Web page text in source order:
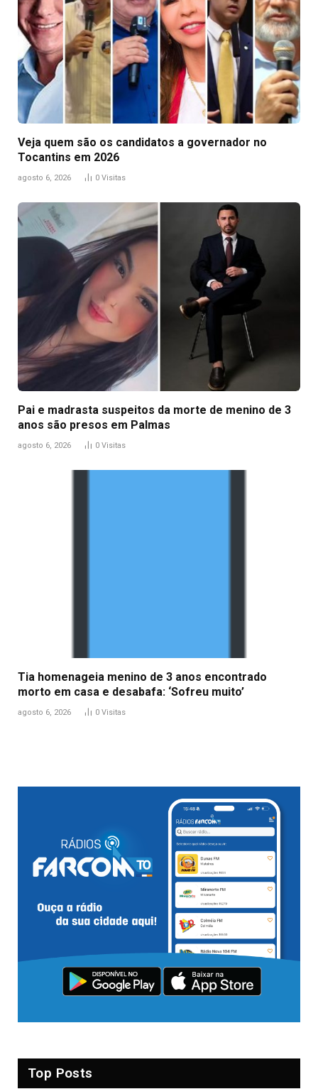
Veja quem são os candidatos a governador no
Tocantins em 2026
agosto 6, 2026 0 Visitas
Pai e madrasta suspeitos da morte de menino de 3
anos são presos em Palmas
agosto 6, 2026 0 Visitas
Tia homenageia menino de 3 anos encontrado
morto em casa e desabafa: ‘Sofreu muito’
agosto 6, 2026 0 Visitas
Top Posts